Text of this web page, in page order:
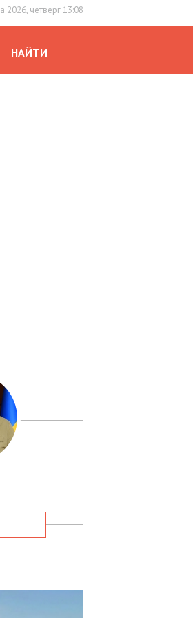
2026, четверг 13:08
НАЙТИ